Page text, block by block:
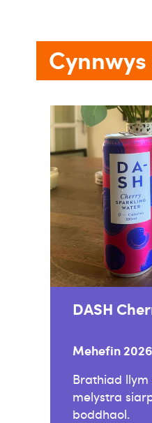
DASH
Mehefin 2026
Brathiad llym
melystra
boddhaol.